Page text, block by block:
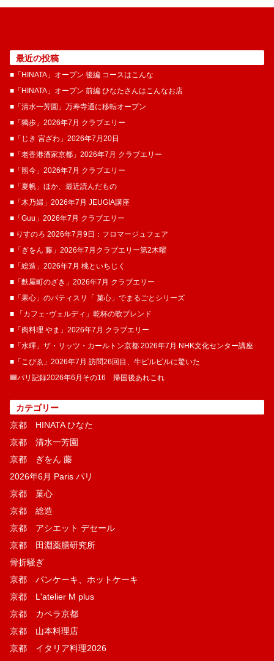
最近の投稿
■「HINATA」オープン 後編 コースはこんな
■「HINATA」オープン 前編 ひなたさんはこんなお店
■「清水一芳園」万寿寺通に移転オープン
■「獨歩」2026年7月 クラブエリー
■「じき 宮ざわ」2026年7月20日
■「老香港酒家京都」2026年7月 クラブエリー
■「照今」2026年7月 クラブエリー
■「夏帆」ほか、最近読んだもの
■「木乃婦」2026年7月 JEUGIA講座
■「Guu」2026年7月 クラブエリー
■ りすのろ 2026年7月9日：フロマージュフェア
■「ぎをん 藤」2026年7月クラブエリー第2木曜
■「総造」2026年7月 桃といちじく
■「麩屋町のざき」2026年7月 クラブエリー
■「果心」のパティスリ「 菓​心」でまるごとシリーズ
■ 「カフェ･ヴェルディ」乾杯の歌ブレンド
■「肉料理 やま」2026年7月 クラブエリー
■「水暉」ザ・リッツ・カールトン京都 2026年7月 NHK文化センター講座
■「こぴゑ」2026年7月 訪問26回目、牛ピルピルに驚いた
🟦パリ記録2026年6月その16 帰国後あれこれ
カテゴリー
京都 HINATA ひなた
京都 清水一芳園
京都 ぎをん 藤
2026年6月 Paris パリ
京都 菓​心
京都 総造
京都 アシエット デセール
京都 田淵薬膳研究所
骨折騒ぎ
京都 パンケーキ、ホットケーキ
京都 L'atelier M plus
京都 カペラ京都
京都 山本料理店
京都 イタリア料理2026